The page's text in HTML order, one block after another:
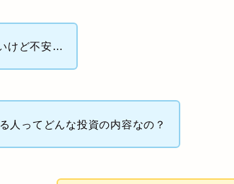
けど不安…
人ってどんな投資の内容なの？